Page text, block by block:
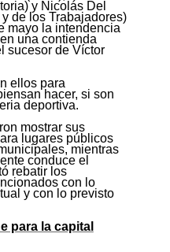
y Nicolás Del
de los Trabajadores)
mayo la intendencia
una contienda
sucesor de Víctor
ellos para
hacer, si son
deportiva.
mostrar sus
lugares públicos
mientras
conduce el
rebatir los
con lo
y con lo previsto
para la capital